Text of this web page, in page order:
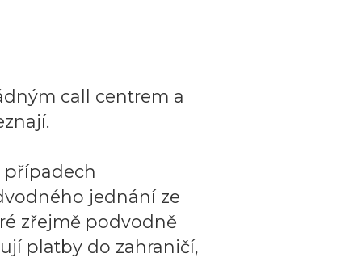
call centrem a
případech
jednání ze
zřejmě podvodně
platby do zahraničí,